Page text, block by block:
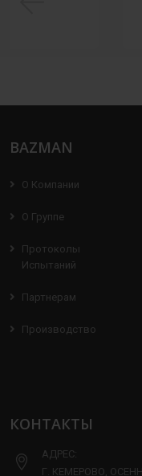
BAZMAN
О Компании
О Группе
Протоколы
Испытаний
Партнерам
Производство
КОНТАКТЫ
АДРЕС:
Г. КЕМЕРОВО,